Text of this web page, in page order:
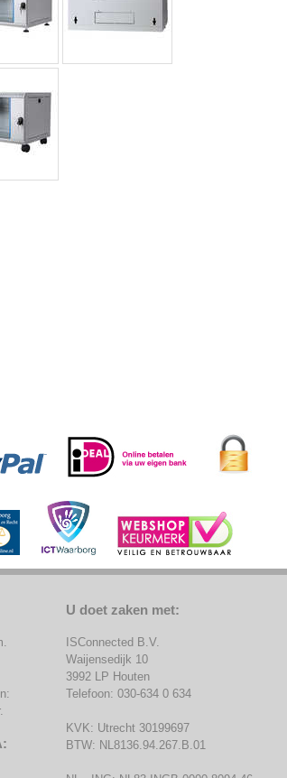
U doet zaken met:
ISConnected B.V.
Waijensedijk 10
3992 LP Houten
Telefoon: 030-634 0 634
KVK: Utrecht 30199697
BTW: NL8136.94.267.B.01